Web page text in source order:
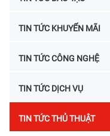
TIN TỨC KHUYẾN MÃI
TIN TỨC CÔNG NGHỆ
TIN TỨC DỊCH VỤ
TIN TỨC THỦ THUẬT